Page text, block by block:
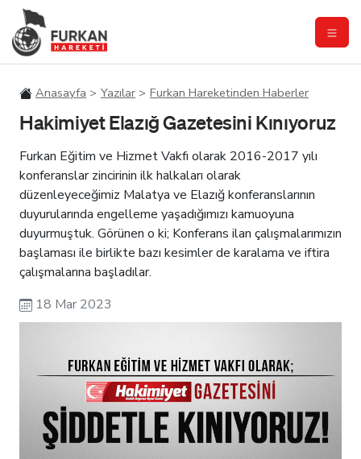
Anasayfa Yazılar Furkan Hareketinden Haberler
Hakimiyet Elazığ Gazetesini Kınıyoruz
Furkan Eğitim ve Hizmet Vakfı olarak 2016-2017 yılı
konferanslar zincirinin ilk halkaları olarak
düzenleyeceğimiz Malatya ve Elazığ konferanslarının
duyurularında engelleme yaşadığımızı kamuoyuna
duyurmuştuk. Görünen o ki; Konferans ilan çalışmalarımızın
başlaması ile birlikte bazı kesimler de karalama ve iftira
çalışmalarına başladılar.
18 Mar 2023